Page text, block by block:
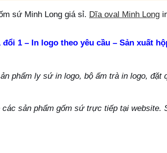
sứ Minh Long giá sỉ. Dĩa oval Minh Long
1 – In logo theo yêu cầu – Sản xuất
phẩm ly sứ in logo, bộ ấm trà in logo,
sản phẩm gốm sứ trực tiếp tại website.